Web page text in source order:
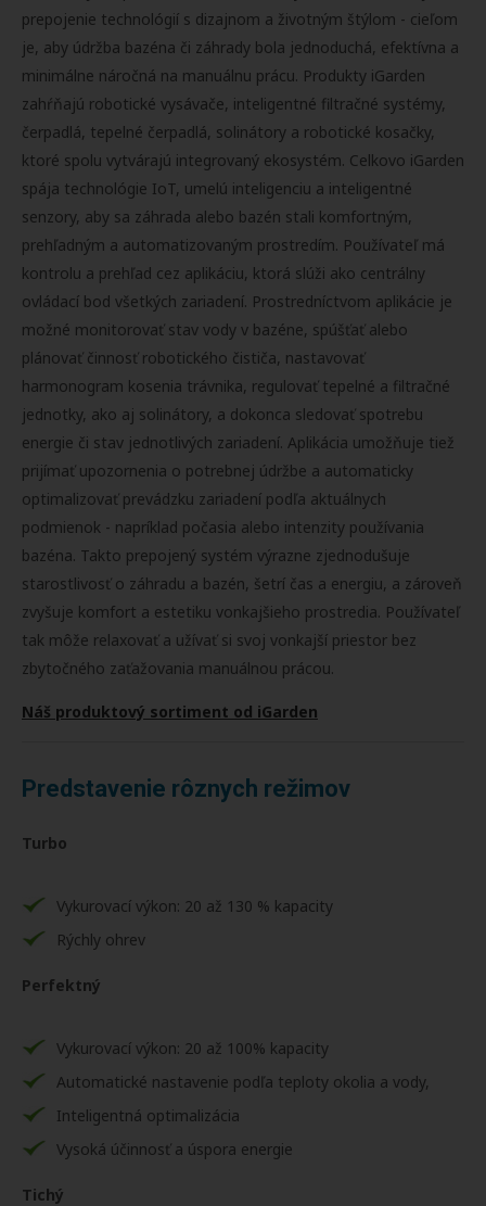
prepojenie technológií s dizajnom a životným štýlom - cieľom
je, aby údržba bazéna či záhrady bola jednoduchá, efektívna a
minimálne náročná na manuálnu prácu. Produkty iGarden
zahŕňajú robotické vysávače, inteligentné filtračné systémy,
čerpadlá, tepelné čerpadlá, solinátory a robotické kosačky,
ktoré spolu vytvárajú integrovaný ekosystém. Celkovo iGarden
spája technológie IoT, umelú inteligenciu a inteligentné
senzory, aby sa záhrada alebo bazén stali komfortným,
prehľadným a automatizovaným prostredím. Používateľ má
kontrolu a prehľad cez aplikáciu, ktorá slúži ako centrálny
ovládací bod všetkých zariadení. Prostredníctvom aplikácie je
možné monitorovať stav vody v bazéne, spúšťať alebo
plánovať činnosť robotického čističa, nastavovať
harmonogram kosenia trávnika, regulovať tepelné a filtračné
jednotky, ako aj solinátory, a dokonca sledovať spotrebu
energie či stav jednotlivých zariadení. Aplikácia umožňuje tiež
prijímať upozornenia o potrebnej údržbe a automaticky
optimalizovať prevádzku zariadení podľa aktuálnych
podmienok - napríklad počasia alebo intenzity používania
bazéna. Takto prepojený systém výrazne zjednodušuje
starostlivosť o záhradu a bazén, šetrí čas a energiu, a zároveň
zvyšuje komfort a estetiku vonkajšieho prostredia. Používateľ
tak môže relaxovať a užívať si svoj vonkajší priestor bez
zbytočného zaťažovania manuálnou prácou.
Náš produktový sortiment od iGarden
Predstavenie rôznych režimov
Turbo
Vykurovací výkon: 20 až 130 % kapacity
Rýchly ohrev
Perfektný
Vykurovací výkon: 20 až 100% kapacity
Automatické nastavenie podľa teploty okolia a vody,
Inteligentná optimalizácia
Vysoká účinnosť a úspora energie
Tichý